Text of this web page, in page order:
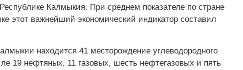
Калмыкия. При среднем показателе по стране
этот важнейший экономический индикатор составил
находится 41 месторождение углеводородного
19 нефтяных, 11 газовых, шесть нефтегазовых и пять